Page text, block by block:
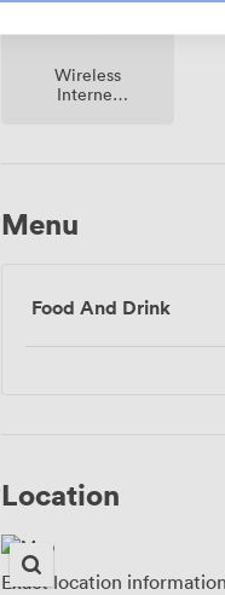
Wireless
Internet
Menu
Food And Drink
Location
Exact location